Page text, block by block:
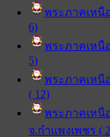
พระภาคเหนื
6)
พระภาคเหนื
5)
พระภาคเหนื
( 12)
พระภาคเหนื
จ.กำแพงเพชร (